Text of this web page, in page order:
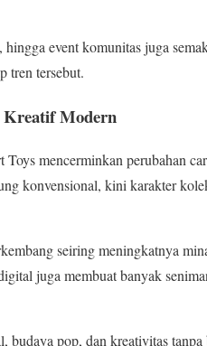
event komunitas juga
tren tersebut.
Kreatif Modern
mencerminkan perubahan
konvensional, kini karakter
seiring meningkatnya
juga membuat banyak
budaya pop, dan kreativitas